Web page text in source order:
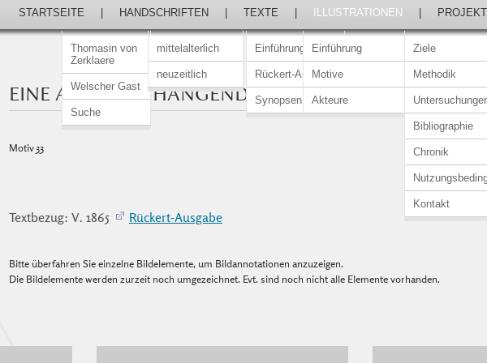
STARTSEITE
Thomasin von
Zerklaere
Welscher Gast
Suche
HANDSCHRIFTEN
mittelalterlich
neuzeitlich
TEXTE
Einführung
Rückert-Ausgabe
Synopsen
ILLUSTRATIONEN
Einführung
Motive
Akteure
PROJEKT
Ziele
Methodik
Bibliographie
Chronik
Kontakt
EINE AM BAUM HÄNGENDE PERSON
Motiv 33
Textbezug: V. 1865 Rückert-Ausgabe
Bitte überfahren Sie einzelne Bildelemente, um Bildannotationen anzuzeigen.
Die Bildelemente werden zurzeit noch umgezeichnet. Evt. sind noch nicht alle Elemente vorhanden.